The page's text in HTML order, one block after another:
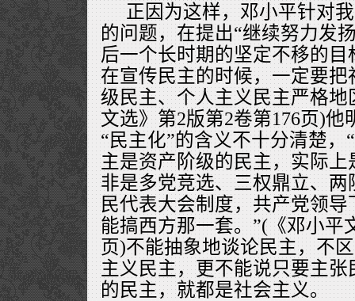
正因为这样，邓小平针对
的问题，在提出“继续努力发
后一个长时期的坚定不移的目
在宣传民主的时候，一定要
级民主、个人主义民主严格地
文选》第2版第2卷第176页)
“民主化”的含义不十分清楚，
主是资产阶级的民主，实际
非是多党竞选、三权鼎立、
民代表大会制度，共产党领
能搞西方那一套。”(《邓小平
页)不能抽象地谈论民主，不
主义民主，更不能说只要主
的民主，就都是社会主义。